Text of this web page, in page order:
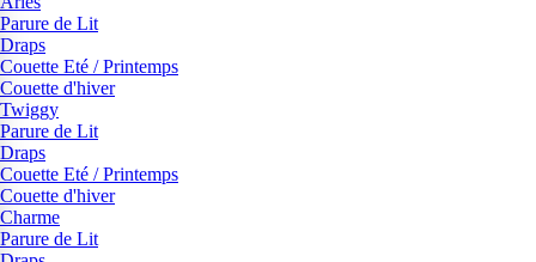
Parure de Lit
Draps
Couette Eté / Printemps
Couette d'hiver
Twiggy
Parure de Lit
Draps
Couette Eté / Printemps
Couette d'hiver
Charme
Parure de Lit